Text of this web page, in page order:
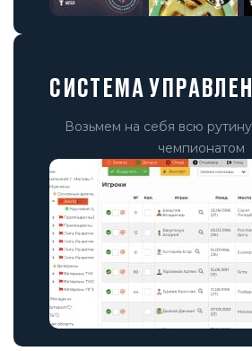
СИСТЕМА
Возьмем на себя всю
чемпионатом